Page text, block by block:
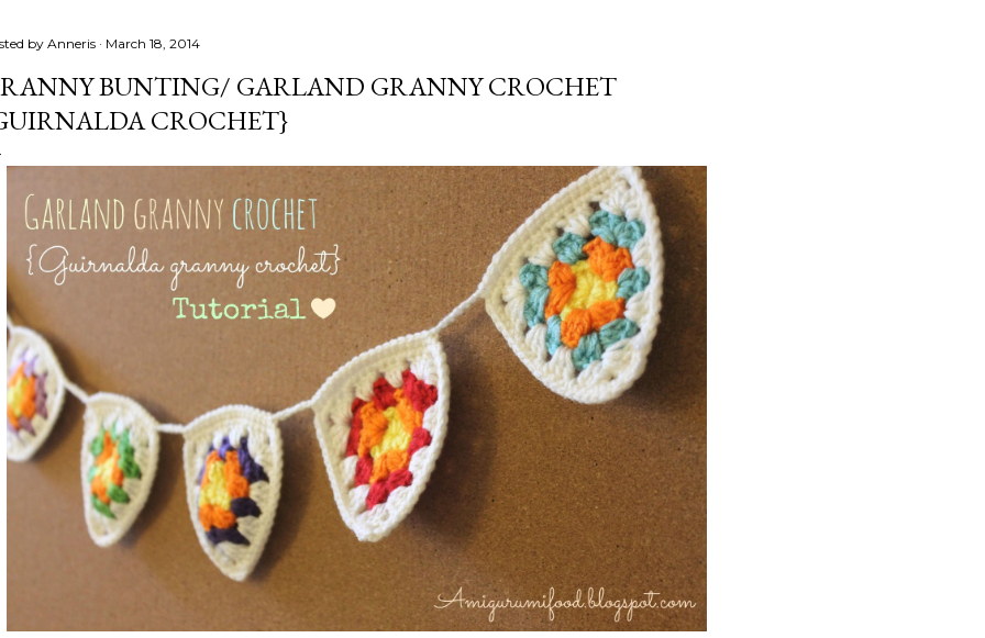
byAnneris March 18, 2014
BUNTING/ GARLAND GRANNY CROCHET
CROCHET}